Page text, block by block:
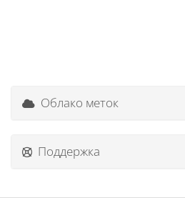
Облако меток
Поддержка